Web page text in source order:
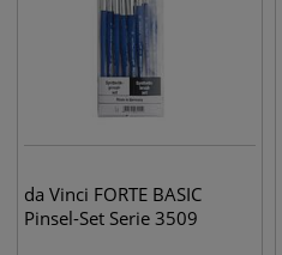
da Vinci FORTE BASIC
Pinsel-Set Serie 3509